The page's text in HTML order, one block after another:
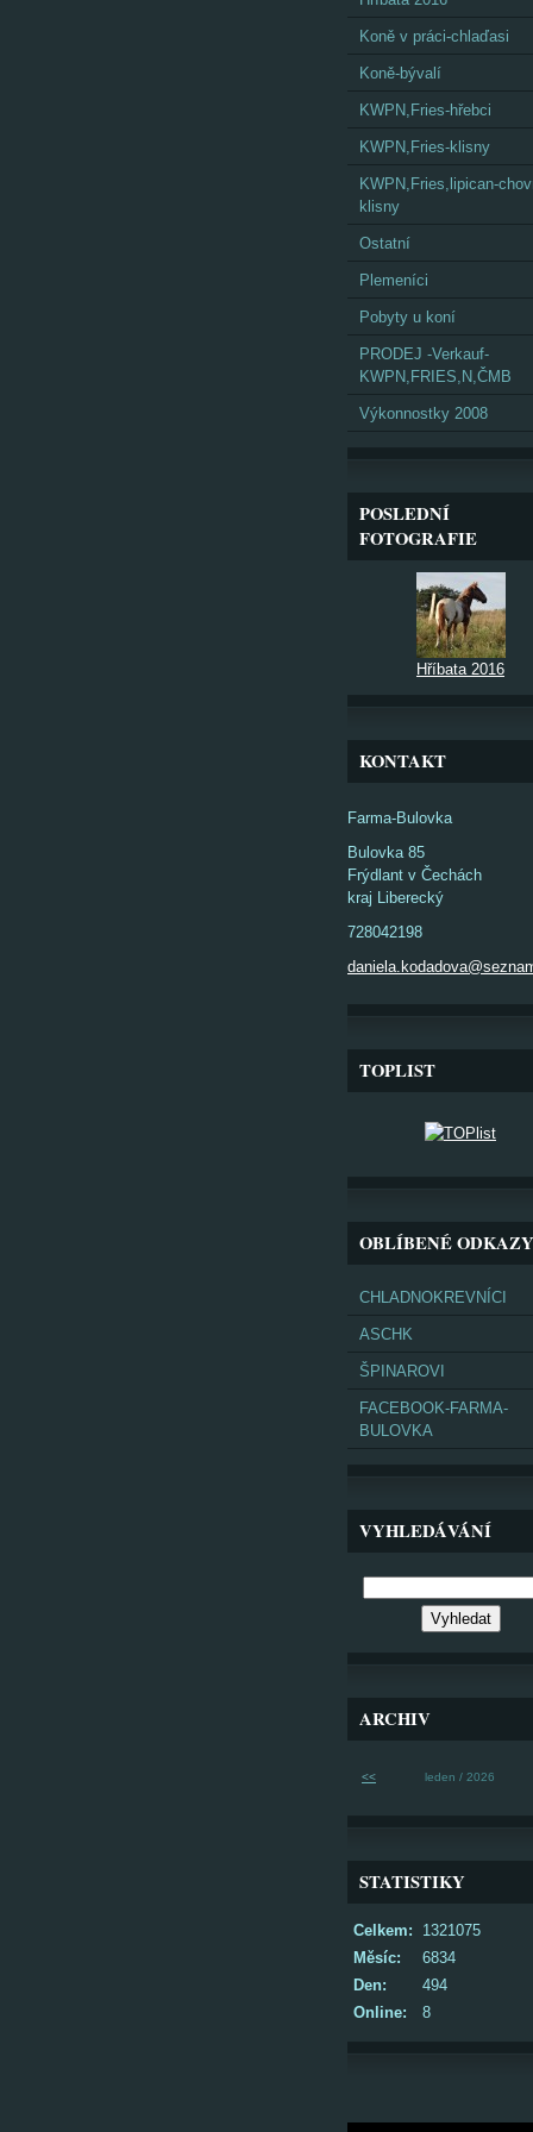
Koně v práci-chlaďasi
Koně-bývalí
KWPN,Fries-hřebci
KWPN,Fries-klisny
KWPN,Fries,lipican-
klisny
Ostatní
Plemeníci
Pobyty u koní
PRODEJ -Verkauf-
KWPN,FRIES,N,ČMB
Výkonnostky 2008
POSLEDNÍ
FOTOGRAFIE
Hříbata 2016
KONTAKT
Farma-Bulovka
Bulovka 85
Frýdlant v Čechách
kraj Liberecký
728042198
TOPLIST
OBLÍBENÉ ODKAZY
CHLADNOKREVNÍCI
ASCHK
ŠPINAROVI
FACEBOOK-FARMA-
BULOVKA
VYHLEDÁVÁNÍ
ARCHIV
<< leden / 2026
STATISTIKY
Online: 8
Celkem:
1321075
Měsíc:
6834
Den:
494